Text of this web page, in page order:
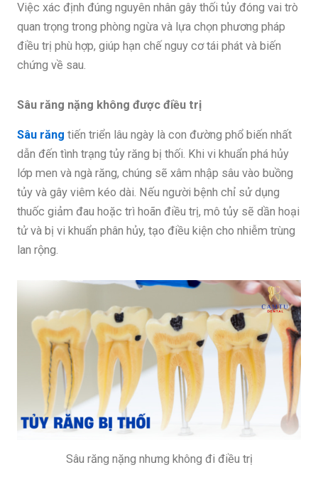
Việc xác định đúng nguyên nhân gây thối tủy đóng vai trò
quan trọng trong phòng ngừa và lựa chọn phương pháp
điều trị phù hợp, giúp hạn chế nguy cơ tái phát và biến
chứng về sau.
Sâu răng nặng không được điều trị
Sâu răng tiến triển lâu ngày là con đường phổ biến nhất
dẫn đến tình trạng tủy răng bị thối. Khi vi khuẩn phá hủy
lớp men và ngà răng, chúng sẽ xâm nhập sâu vào buồng
tủy và gây viêm kéo dài. Nếu người bệnh chỉ sử dụng
thuốc giảm đau hoặc trì hoãn điều trị, mô tủy sẽ dần hoại
tử và bị vi khuẩn phân hủy, tạo điều kiện cho nhiễm trùng
lan rộng.
Sâu răng nặng nhưng không đi điều trị